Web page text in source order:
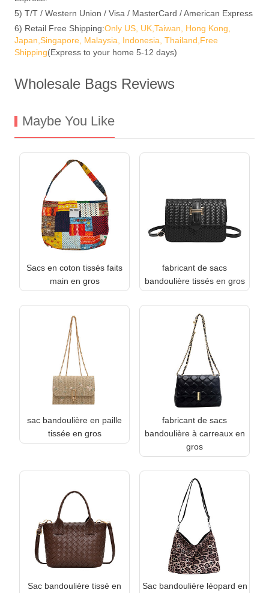
5) T/T / Western Union / Visa / MasterCard / American Express
6) Retail Free Shipping:Only US, UK,Taiwan, Hong Kong,
Japan,Singapore, Malaysia, Indonesia, Thailand,Free
Shipping(Express to your home 5-12 days)
Wholesale Bags Reviews
Maybe You Like
Sacs en coton tissés faits
main en gros
fabricant de sacs
bandoulière tissés en gros
sac bandoulière en paille
tissée en gros
fabricant de sacs
bandoulière à carreaux en
gros
Sac bandoulière tissé en
Sac bandoulière léopard en